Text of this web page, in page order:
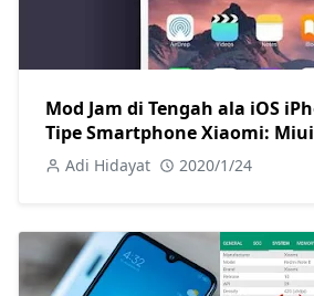
Mod Jam di Tengah ala iOS
Tipe Smartphone Xiaomi:
Miui 9, Miui 8, Miui 7 are
Adi Hidayat 2020/1/24